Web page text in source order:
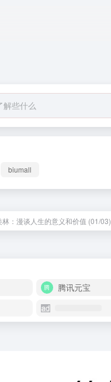
biumall
林：漫谈人生的意义和价值 (01/03)
腾讯元宝